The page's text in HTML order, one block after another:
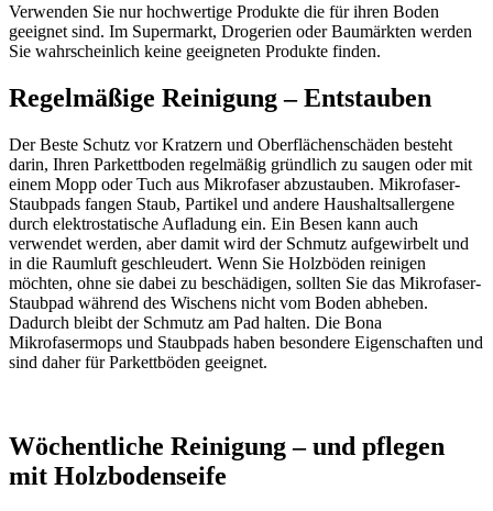
Verwenden Sie nur hochwertige Produkte die für ihren Boden
geeignet sind. Im Supermarkt, Drogerien oder Baumärkten werden
Sie wahrscheinlich keine geeigneten Produkte finden.
Regelmäßige Reinigung – Entstauben
Der Beste Schutz vor Kratzern und Oberflächenschäden besteht
darin, Ihren Parkettboden regelmäßig gründlich zu saugen oder mit
einem Mopp oder Tuch aus Mikrofaser abzustauben. Mikrofaser-
Staubpads fangen Staub, Partikel und andere Haushaltsallergene
durch elektrostatische Aufladung ein. Ein Besen kann auch
verwendet werden, aber damit wird der Schmutz aufgewirbelt und
in die Raumluft geschleudert. Wenn Sie Holzböden reinigen
möchten, ohne sie dabei zu beschädigen, sollten Sie das Mikrofaser-
Staubpad während des Wischens nicht vom Boden abheben.
Dadurch bleibt der Schmutz am Pad halten. Die Bona
Mikrofasermops und Staubpads haben besondere Eigenschaften und
sind daher für Parkettböden geeignet.
Wöchentliche Reinigung – und pflegen
mit Holzbodenseife